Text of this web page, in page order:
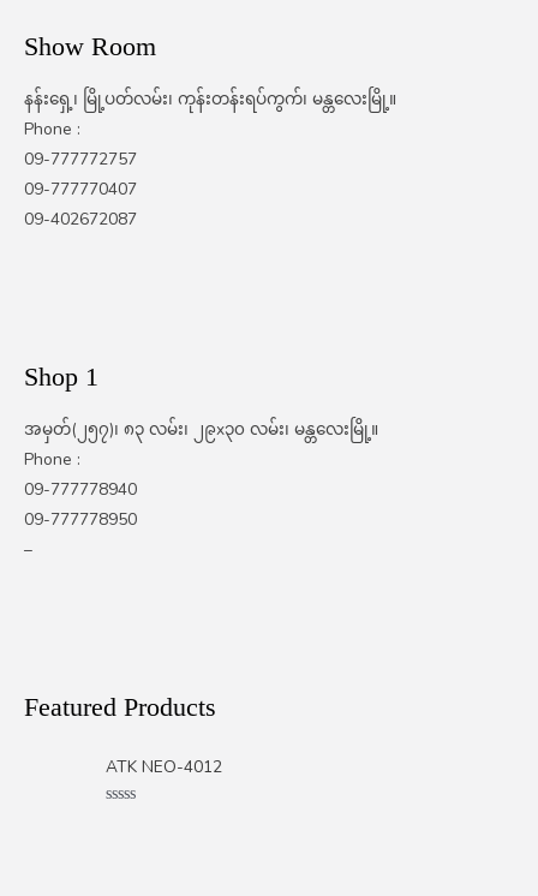
Show Room
နန်းရှေ့၊ မြို့ပတ်လမ်း၊ ကုန်းတန်းရပ်ကွက်၊ မန္တလေးမြို့။
Phone :
09-777772757
09-777770407
09-402672087
Shop 1
အမှတ်(၂၅၇)၊ ၈၃ လမ်း၊ ၂၉x၃၀ လမ်း၊ မန္တလေးမြို့။
Phone :
09-777778940
09-777778950
–
Featured Products
ATK NEO-4012